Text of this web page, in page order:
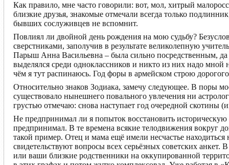
Как правило, мне часто говорили: вот, мол, хитрый
близкие друзья, знакомые отмечали всегда только
бывших сослуживцев не вспомнит.
Повлиял ли двойной день рождения на мою судьбу?
сверстниками, заполучив в результате великолепную
Парыш Анна Васильевна – была сильно посредственным,
выделялся среди одноклассников и никто из них надо
чём я тут распинаюсь. Год форы в армейском строю
Относительно знаков Зодиака, замечу следующее. В поры
существовало нынешнего повального увлечения ни
грустью отмечаю: снова наступает год очередной скотины
Не предпринимал ли я попыток восстановить
предпринимал. В те времена всякие телодвижения вокруг
такой пример. Отец и мама ещё имели несчастье
свидетельствуют вопросы всех серьёзных советских
или ваши близкие родственники на оккупированной